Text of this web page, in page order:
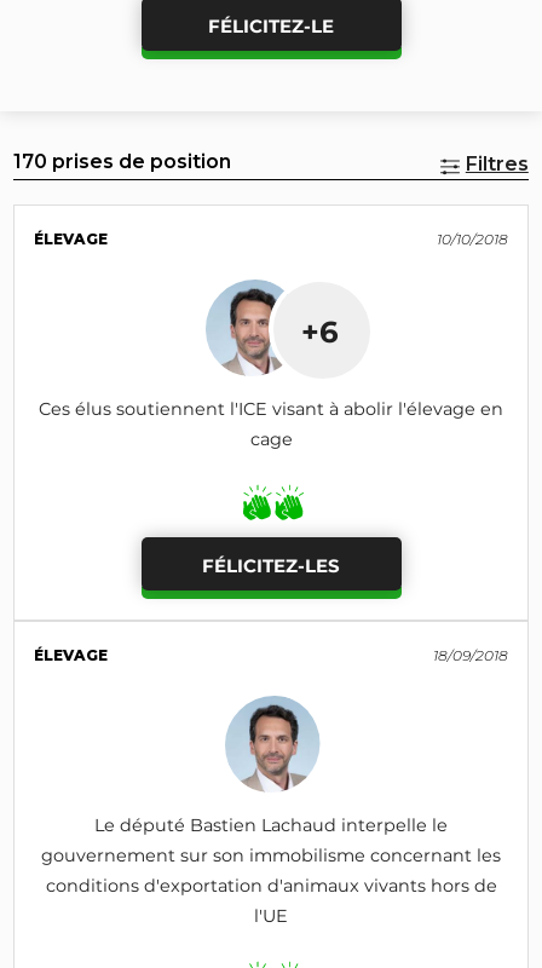
FÉLICITEZ-LE
170 prises de position Filtres
ÉLEVAGE 10/10/2018
+6
Ces élus soutiennent l'ICE visant à abolir l'élevage en
cage
FÉLICITEZ-LES
ÉLEVAGE 18/09/2018
Le député Bastien Lachaud interpelle le
gouvernement sur son immobilisme concernant les
conditions d'exportation d'animaux vivants hors de
l'UE